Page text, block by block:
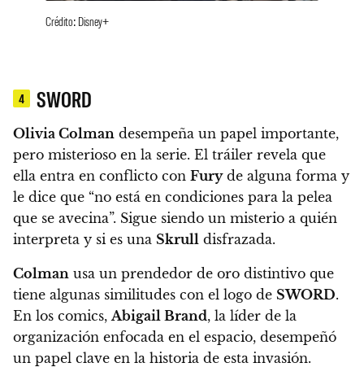
Crédito: Disney+
4 SWORD
Olivia Colman desempeña un papel importante,
pero misterioso en la serie. El tráiler revela que
ella entra en conflicto con Furyde alguna forma y
le dice que “no está en condiciones para la pelea
que se avecina”. Sigue siendo un misterio a quién
interpreta y si es una Skrull disfrazada.
Colman usa un prendedor de oro distintivo que
tiene algunas similitudes con el logo de SWORD.
En los comics, Abigail Brand, la líder de la
organización enfocada en el espacio, desempeñó
un papel clave en la historia de esta invasión.